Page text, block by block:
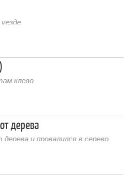
клево
дерева
и провалился в серево